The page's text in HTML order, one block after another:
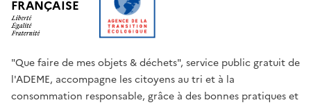
FRANÇAISE
"Que faire de mes objets & déchets", service public gratuit de
l'ADEME, accompagne les citoyens au tri et à la
consommation responsable, grâce à des bonnes pratiques et